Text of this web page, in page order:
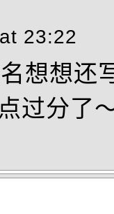
23:22
想想还
过分了